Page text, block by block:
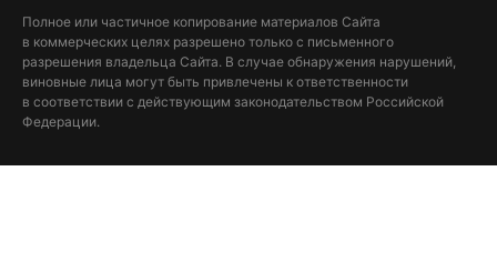
Полное или частичное копирование материалов Сайта
в коммерческих целях разрешено только с письменного
разрешения владельца Сайта. В случае обнаружения нарушений,
виновные лица могут быть привлечены к ответственности
в соответствии с действующим законодательством Российской
Федерации.